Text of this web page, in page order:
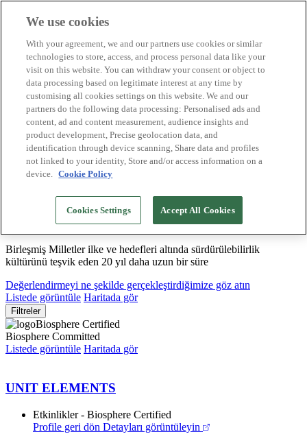
Biosphere Şirketlerini
Değerlendirmeyi nasıl yapıyoruz
Biz kimiz
TR
English
Español
Português
Français
Català
Deutsch
Sürdürülebilir modeller oluşturuyor ve iyi
uygulamaları tasdikliyoruz
Birleşmiş Milletler ilke ve hedefleri altında sürdürülebilirlik
kültürünü teşvik eden 20 yıl daha uzun bir süre
Değerlendirmeyi ne şekilde gerçekleştirdiğimize göz atın
Listede görüntüle Haritada gör
Filtreler
Biosphere Certified
Biosphere Committed
Listede görüntüle Haritada gör
UNIT ELEMENTS
Etkinlikler - Biosphere Certified
Profile geri dön Detayları görüntüleyin
We use cookies
With your agreement, we and our partners use cookies or similar
technologies to store, access, and process personal data like your
visit on this website. You can withdraw your consent or object to
data processing based on legitimate interest at any time by
customising all cookies settings on this website. We and our
partners do the following data processing: Personalised ads and
content, ad and content measurement, audience insights and
product development, Precise geolocation data, and
identification through device scanning, Share data and profiles
not linked to your identity, Store and/or access information on a
device. Cookie Policy
Cookies Settings Accept All Cookies